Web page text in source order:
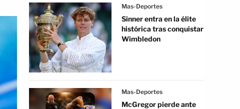
Mas-Deportes
Sinner entra en la élite
histórica tras conquistar
Wimbledon
Mas-Deportes
McGregor pierde ante